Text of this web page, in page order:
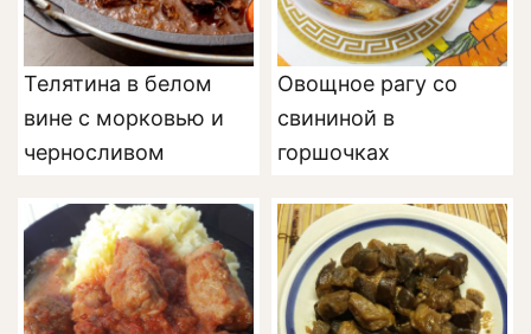
Телятина в белом
вине с морковью и
черносливом
Овощное рагу со
свининой в
горшочках